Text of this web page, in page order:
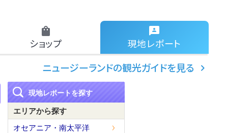
ショップ 現地 レポート
ニュージーランドの観光ガイドを見る
現地レポートを探す
エリアから探す
オセアニア・南太平洋